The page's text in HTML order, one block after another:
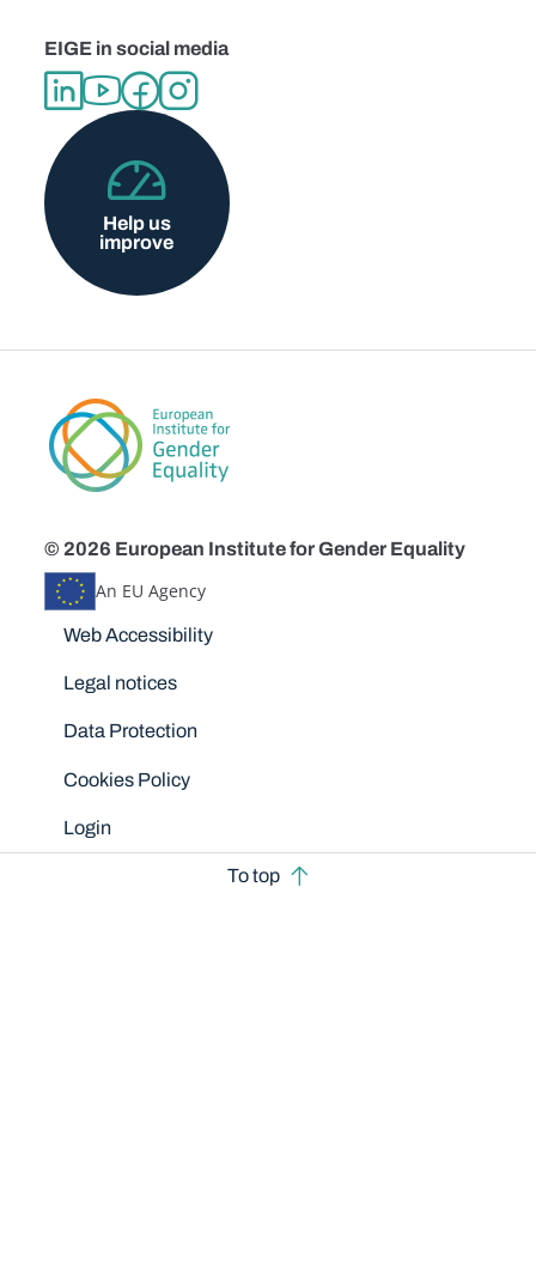
EIGE in social media
Help us
improve
© 2026 European Institute for Gender Equality
An EU Agency
Disclaimers
Web Accessibility
Legal notices
Data Protection
Cookies Policy
Login
To top